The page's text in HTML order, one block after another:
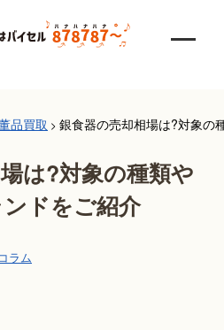
品買取 > 銀食器の売却相場は?対象の
は?対象の種類や
ドをご紹介
コラム